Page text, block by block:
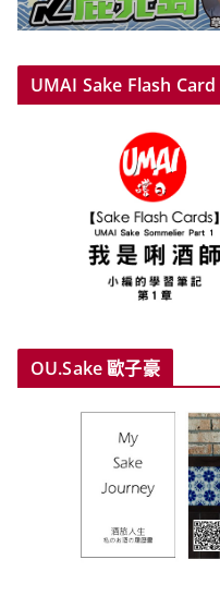
UMAI Sake Flash Card
OU.Sake 歐子豪